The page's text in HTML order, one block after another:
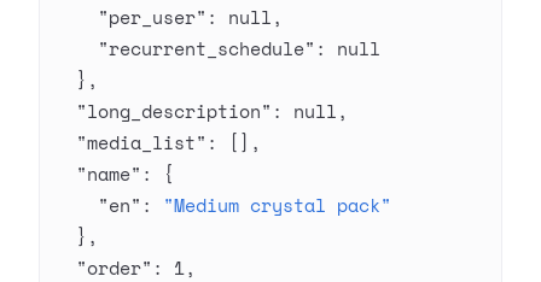
    "per_user"
: null,
    "recurrent_schedule"
: null
  },
  "long_description"
: null,
  "media_list"
: [],
  "name"
: {
    "en"
: "Medium crystal pack"
  },
  "order"
: 1,